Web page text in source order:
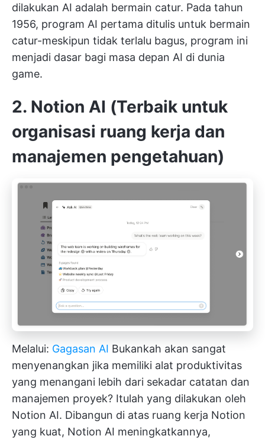
dilakukan AI adalah bermain catur. Pada tahun
1956, program AI pertama ditulis untuk bermain
catur-meskipun tidak terlalu bagus, program ini
menjadi dasar bagi masa depan AI di dunia
game.
2. Notion AI (Terbaik untuk
organisasi ruang kerja dan
manajemen pengetahuan)
Melalui: Gagasan AI Bukankah akan sangat
menyenangkan jika memiliki alat produktivitas
yang menangani lebih dari sekadar catatan dan
manajemen proyek? Itulah yang dilakukan oleh
Notion AI. Dibangun di atas ruang kerja Notion
yang kuat, Notion AI meningkatkannya,